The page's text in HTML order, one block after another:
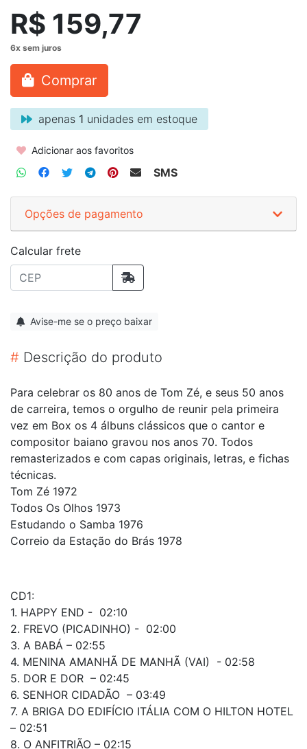
R$ 159,77
Comprar
apenas 1 unidades em estoque
Adicionar aos favoritos
SMS
Opções de pagamento
Calcular frete
Avise-me se o preço baixar
# Descrição do produto
Para celebrar os 80 anos de Tom Zé, e seus 50 anos
de carreira, temos o orgulho de reunir pela primeira
vez em Box os 4 álbuns clássicos que o cantor e
compositor baiano gravou nos anos 70. Todos
remasterizados e com capas originais, letras, e fichas
técnicas.
Tom Zé 1972
Todos Os Olhos 1973
Estudando o Samba 1976
Correio da Estação do Brás 1978
CD1:
1. HAPPY END - 02:10
2. FREVO (PICADINHO) - 02:00
3. A BABÁ – 02:55
4. MENINA AMANHÃ DE MANHÃ (VAI) - 02:58
5. DOR E DOR – 02:45
6. SENHOR CIDADÃO – 03:49
7. A BRIGA DO EDIFÍCIO ITÁLIA COM O HILTON HOTEL
– 02:51
8. O ANFITRIÃO – 02:15